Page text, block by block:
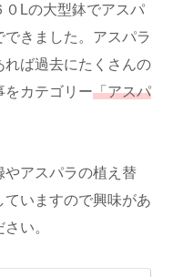
０Lの大型鉢でアスパ
できました。アスパラ
ば過去にたくさんの
をカテゴリー「アスパ
やアスパラの植え替
ていますので興味があ
い。